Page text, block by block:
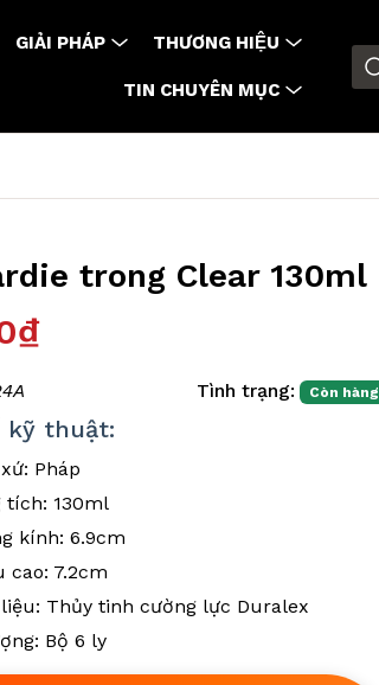
GIẢI PHÁP THƯƠNG HIỆU
TIN CHUYÊN MỤC
trong Clear 130ml
Tình trạng: Còn hàng
kỹ thuật:
Pháp
tích: 130ml
kính: 6.9cm
cao: 7.2cm
Thủy tinh cường lực Duralex
Bộ 6 ly